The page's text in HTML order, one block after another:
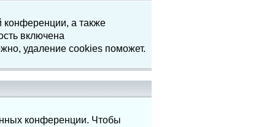
конференции, а также
включена
удаление cookies поможет.
конференции. Чтобы